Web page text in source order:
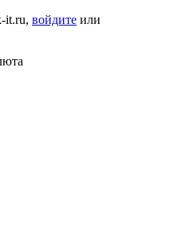
it.ru, войдите или